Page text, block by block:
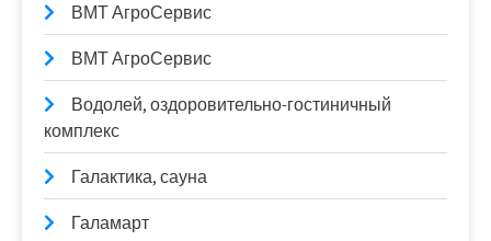
ВМТ АгроСервис
ВМТ АгроСервис
Водолей, оздоровительно-гостиничный
комплекс
Галактика, сауна
Галамарт